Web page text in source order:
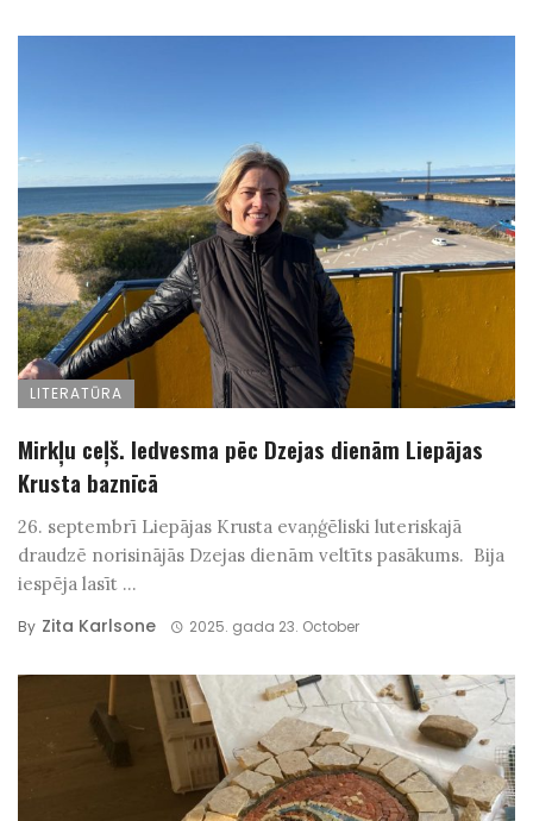
LITERATŪRA
Mirkļu ceļš. Iedvesma pēc Dzejas dienām Liepājas
Krusta baznīcā
26. septembrī Liepājas Krusta evaņģēliski luteriskajā
draudzē norisinājās Dzejas dienām veltīts pasākums. Bija
iespēja lasīt ...
By Zita Karlsone 2025. gada 23. October